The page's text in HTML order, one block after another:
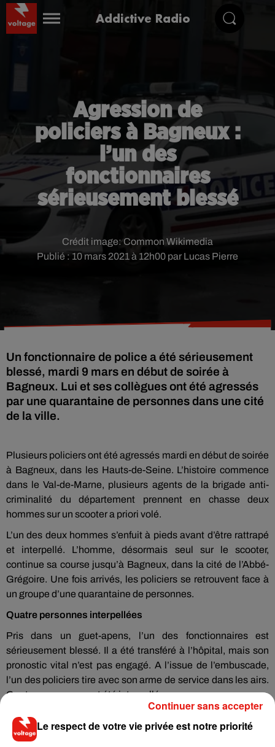
Addictive Radio
Agression de
policiers à Bagneux :
l’un des
fonctionnaires
sérieusement blessé
Publié : 10 mars 2021 à 12h00 par Lucas Pierre
Crédit image:Common Wikimedia
Un fonctionnaire de police a été sérieusement
blessé, mardi 9 mars en début de soirée à
Bagneux. Lui et ses collègues ont été agressés
par une quarantaine de personnes dans une cité
de la ville.
Plusieurs policiers ont été agressés mardi en début de soirée
à Bagneux, dans les Hauts-de-Seine. L’histoire commence
dans le Val-de-Marne, plusieurs agents de la brigade anti-
criminalité du département prennent en chasse deux
hommes sur un scooter a priori volé.
L’un des deux hommes s’enfuit à pieds avant d’être rattrapé
et interpellé. L’homme, désormais seul sur le scooter,
continue sa course jusqu’à Bagneux, dans la cité de l’Abbé-
Grégoire. Une fois arrivés, les policiers se retrouvent face à
un groupe d’une quarantaine de personnes.
Quatre personnes interpellées
Pris dans un guet-apens, l’un des fonctionnaires est
sérieusement blessé. Il a été transféré à l’hôpital, mais son
pronostic vital n’est pas engagé. A l’issue de l’embuscade,
l’un des policiers tire avec son arme de service dans les airs.
Quatre personnes ont été interpellées.
Le respect de votre vie privée est notre priorité
Continuer sans accepter